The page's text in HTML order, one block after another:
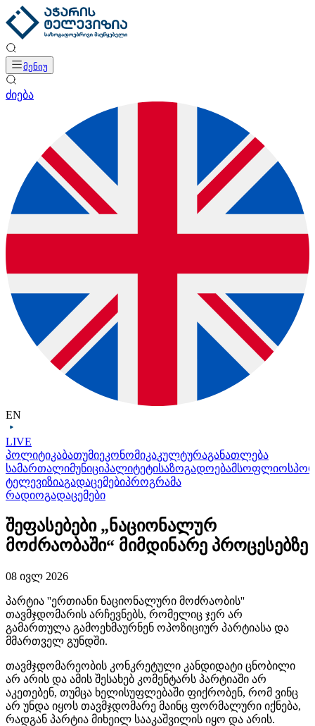
მენიუ
ძიება
EN
LIVE
პოლიტიკაბათუმიეკონომიკაკულტურაგანათლება
სამართალიმუნიციპალიტეტისაზოგადოებამსოფლიო
ტელევიზიაგადაცემებიპროგრამა
რადიოგადაცემები
შეფასებები „ნაციონალურ
მოძრაობაში“ მიმდინარე პროცესებზე
08 ივლ 2026
პარტია ''ერთიანი ნაციონალური მოძრაობის''
თავმჯდომარის არჩევნებს, რომელიც ჯერ არ
გამართულა გამოეხმაურნენ ოპოზიციურ პარტიასა და
მმართველ გუნდში.
თავმჯდომარეობის კონკრეტული კანდიდატი ცნობილი
არ არის და ამის შესახებ კომენტარს პარტიაში არ
აკეთებენ, თუმცა ხელისუფლებაში ფიქრობენ, რომ ვინც
არ უნდა იყოს თავმჯდომარე მაინც ფორმალური იქნება,
რადგან პარტია მიხეილ სააკაშვილის იყო და არის.